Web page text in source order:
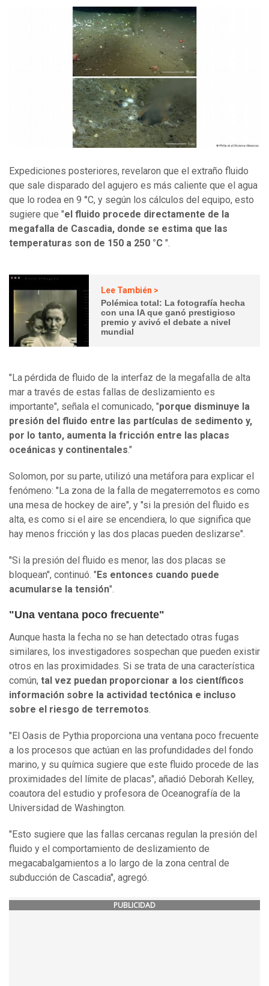
Expediciones posteriores, revelaron que el extraño fluido
que sale disparado del agujero es más caliente que el agua
que lo rodea en 9 °C, y según los cálculos del equipo, esto
sugiere que "el fluido procede directamente de la
megafalla de Cascadia, donde se estima que las
temperaturas son de 150 a 250 °C ".
Lee También >
Polémica total: La fotografía hecha
con una IA que ganó prestigioso
premio y avivó el debate a nivel
mundial
"La pérdida de fluido de la interfaz de la megafalla de alta
mar a través de estas fallas de deslizamiento es
importante", señala el comunicado, "porque disminuye la
presión del fluido entre las partículas de sedimento y,
por lo tanto, aumenta la fricción entre las placas
oceánicas y continentales."
Solomon, por su parte, utilizó una metáfora para explicar el
fenómeno: "La zona de la falla de megaterremotos es como
una mesa de hockey de aire", y "si la presión del fluido es
alta, es como si el aire se encendiera, lo que significa que
hay menos fricción y las dos placas pueden deslizarse".
"Si la presión del fluido es menor, las dos placas se
bloquean", continuó. " Es entonces cuando puede
acumularse la tensión".
"Una ventana poco frecuente"
Aunque hasta la fecha no se han detectado otras fugas
similares, los investigadores sospechan que pueden existir
otros en las proximidades. Si se trata de una característica
común, tal vez puedan proporcionar a los científicos
información sobre la actividad tectónica e incluso
sobre el riesgo de terremotos.
"El Oasis de Pythia proporciona una ventana poco frecuente
a los procesos que actúan en las profundidades del fondo
marino, y su química sugiere que este fluido procede de las
proximidades del límite de placas", añadió Deborah Kelley,
coautora del estudio y profesora de Oceanografía de la
Universidad de Washington.
"Esto sugiere que las fallas cercanas regulan la presión del
fluido y el comportamiento de deslizamiento de
megacabalgamientos a lo largo de la zona central de
subducción de Cascadia", agregó.
PUBLICIDAD